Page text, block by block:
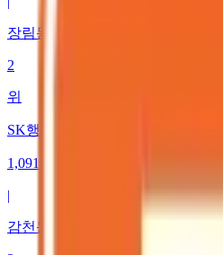
장림동
2
위
SK행복충전 은광가스충전소
1,091
|
감천동